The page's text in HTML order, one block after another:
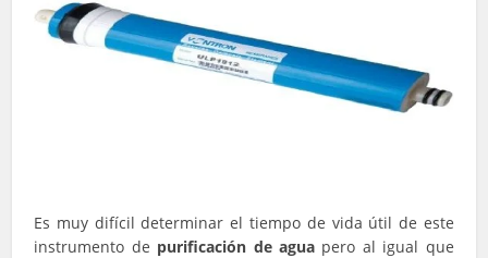
Es muy difícil determinar el tiempo de vida útil de este
instrumento de purificación de agua pero al igual que